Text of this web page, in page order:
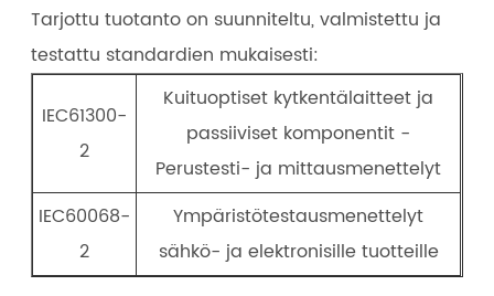
Tarjottu tuotanto on suunniteltu, valmistettu ja
testattu standardien mukaisesti:
IEC61300-
2
Kuituoptiset kytkentälaitteet ja
passiiviset komponentit -
Perustesti- ja mittausmenettelyt
IEC60068-
2
Ympäristötestausmenettelyt
sähkö- ja elektronisille tuotteille